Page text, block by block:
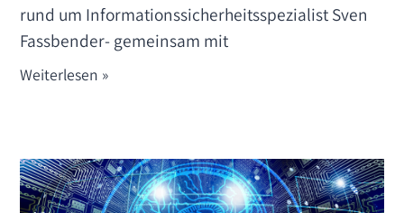
rund um Informationssicherheitsspezialist Sven
Fassbender- gemeinsam mit
Weiterlesen »